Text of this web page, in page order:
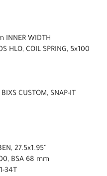
INNER WIDTH
HLO, COIL SPRING, 5x100
CUSTOM, SNAP-IT
27.5x1.95"
BSA 68 mm
34T